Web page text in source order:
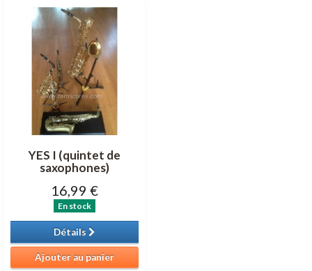
YES I (quintet de
saxophones)
16,99 €
En stock
Détails
Ajouter au panier